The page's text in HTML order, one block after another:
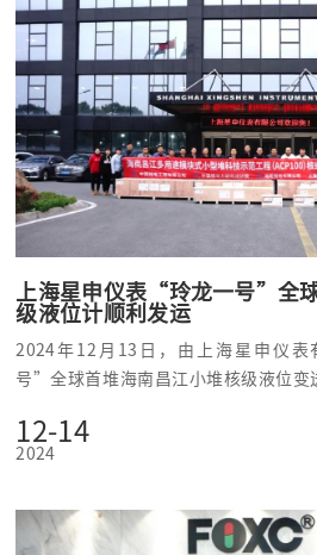
上海星申仪表“玲龙一号”全
级液位计顺利发运
2024年12月13日，由上海星申仪
号”全球首堆海南昌江小堆核级液位变
12-14
2024